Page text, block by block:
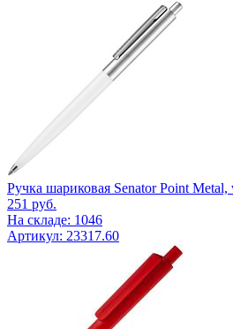
Ручка шариковая Senator Point Metal,
251 руб.
На складе: 1046
Артикул: 23317.60